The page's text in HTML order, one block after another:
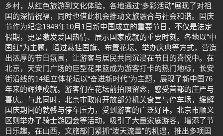
乡村，从红色旅游到文化体验，各地通过“多彩活动”展现了对祖
国的深情祝福，同时也借此机会推动文旅融合与社会和谐。国庆
节作为纪念1949年10月1日新中国成立的重要节日，不仅是法定
假期，更是激发爱国热情、展示国家成就的重要时刻。各地以“中
国红”为主题，通过悬挂国旗、布置花坛、举办庆典等方式，营造
出浓厚的节日氛围，让游客与居民共同沉浸在节日的喜悦中。在
北京，天安门广场的巨型花果篮成为游客打卡的热门地标，长安
街沿线的14组立体花坛以“奋进新时代”为主题，展现了新中国76
年来的辉煌成就。游客们在花坛前拍照留念，感受首都的庄严与
喜庆。与此同时，北京市政府开放部分机关食堂与停车场，缓解
国庆期间的就餐与停车压力，受到游客的广泛好评。北京市顺义
区则举办了骑士游园会等活动，吸引了大量家庭游客，增添了节
日乐趣。在山西，文旅部门紧抓“泼天流量”的机遇，推出多项国